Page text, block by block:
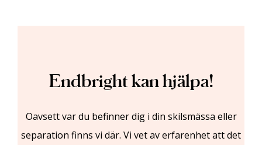
Endbright kan hjälpa!
Oavsett var du befinner dig i din skilsmässa eller
separation finns vi där. Vi vet av erfarenhet att det